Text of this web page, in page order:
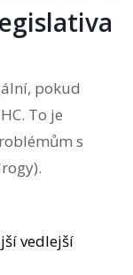
pokud
To je
s
vedlejší